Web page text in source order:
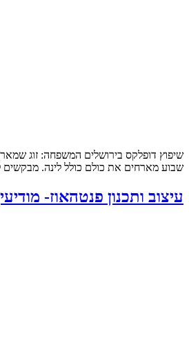
שבוע מארחים את כולם כולל לינה. מבקשים
עיצוב ותכנון פנטהאוז-